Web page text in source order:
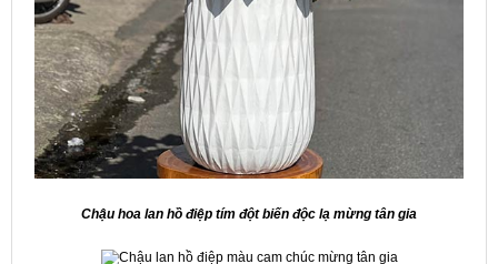
Chậu hoa lan hồ điệp tím đột biến độc lạ mừng tân gia